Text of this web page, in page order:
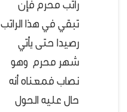
راتب محرم فإن
تبقي في هذا الراتب
رصيدا حتى يأتي
شهر محرم وهو
نصاب فمعناه أنه
حال عليه الحول